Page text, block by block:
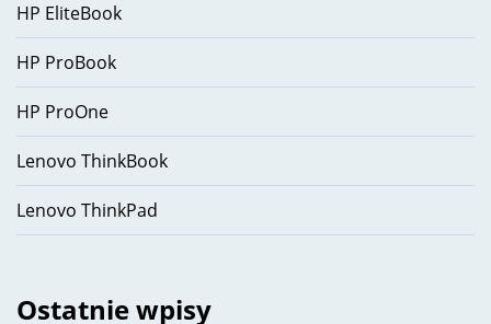
HP EliteBook
HP ProBook
HP ProOne
Lenovo ThinkBook
Lenovo ThinkPad
Ostatnie wpisy